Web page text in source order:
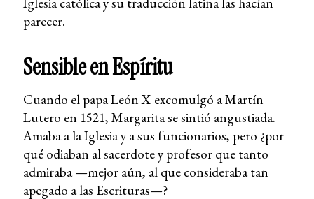
parecer.
Sensible en Espíritu
Cuando el papa León X excomulgó a Martín
Lutero en 1521, Margarita se sintió angustiada.
Amaba a la Iglesia y a sus funcionarios, pero ¿por
qué odiaban al sacerdote y profesor que tanto
admiraba —mejor aún, al que consideraba tan
apegado a las Escrituras—?